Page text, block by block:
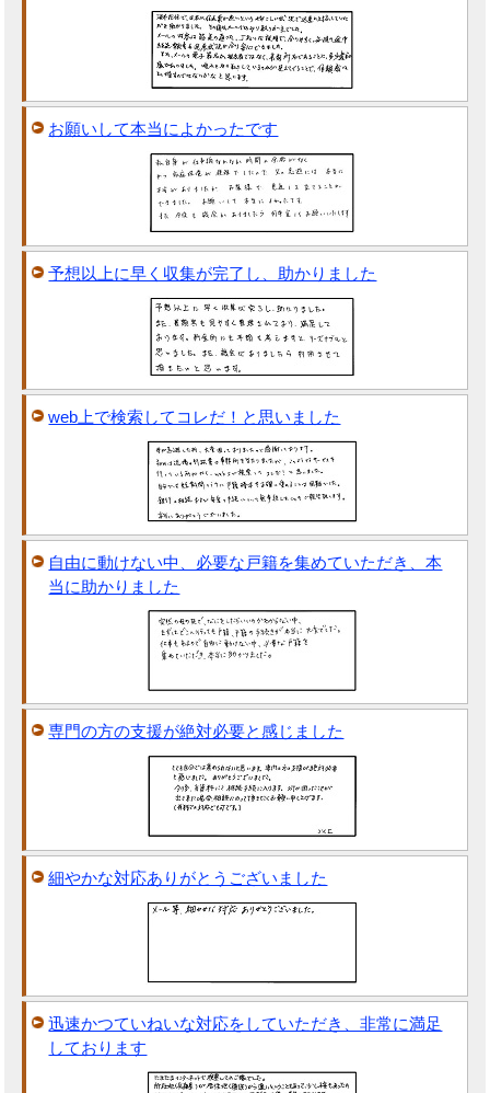
お願いして本当によかったです
予想以上に早く収集が完了し、助かりました
web上で検索してコレだ！と思いました
自由に動けない中、必要な戸籍を集めていただき、本
当に助かりました
専門の方の支援が絶対必要と感じました
細やかな対応ありがとうございました
迅速かつていねいな対応をしていただき、非常に満足
しております